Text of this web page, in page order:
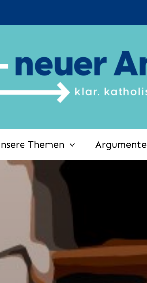
Themen Argumente